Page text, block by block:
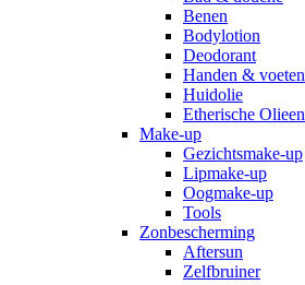
Benen
Bodylotion
Deodorant
Handen & voeten
Huidolie
Etherische Olieen
Make-up
Gezichtsmake-up
Lipmake-up
Oogmake-up
Tools
Zonbescherming
Aftersun
Zelfbruiner